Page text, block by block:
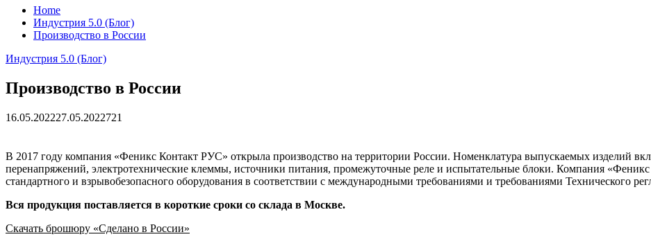
Home
Индустрия 5.0 (Блог)
Производство в России
Индустрия 5.0 (Блог)
Производство в России
16.05.202227.05.2022721
В 2017 году компания «Феникс Контакт РУС» открыла производство на территории России. Номенклатура выпускаемых изделий
перенапряжений, электротехнические клеммы, источники питания, промежуточные реле и испытательные блоки. Компания
стандартного и взрывобезопасного оборудования в соответствии с международными требованиями и требованиями Технического
Вся продукция поставляется в короткие сроки со склада в Москве.
Скачать брошюру «Сделано в России»